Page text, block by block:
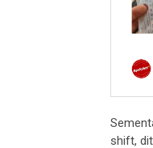
shift,